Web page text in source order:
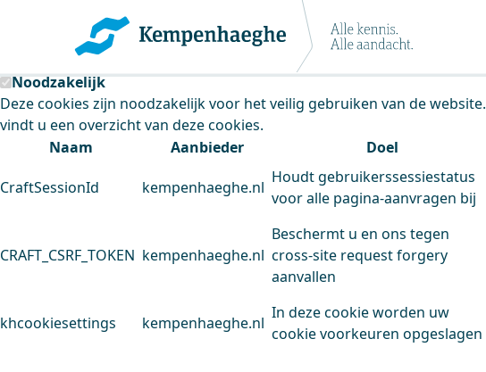
Kempenhaeghe maakt gebruik van cookies
Deze site plaatst cookies. Dit doen we om het gebruik van de website
Noodzakelijk
Deze cookies zijn noodzakelijk voor het veilig gebruiken van de
vindt u een overzicht van deze cookies.
Naam
Aanbieder Doel
CraftSessionId kempenhaeghe.nl
Houdt gebruikerssessiestatus
voor alle pagina-aanvragen bij
CRAFT_CSRF_TOKEN kempenhaeghe.nl
Beschermt u en ons tegen
cross-site request forgery
aanvallen
khcookiesettings kempenhaeghe.nl
In deze cookie worden uw
cookie voorkeuren opgeslagen